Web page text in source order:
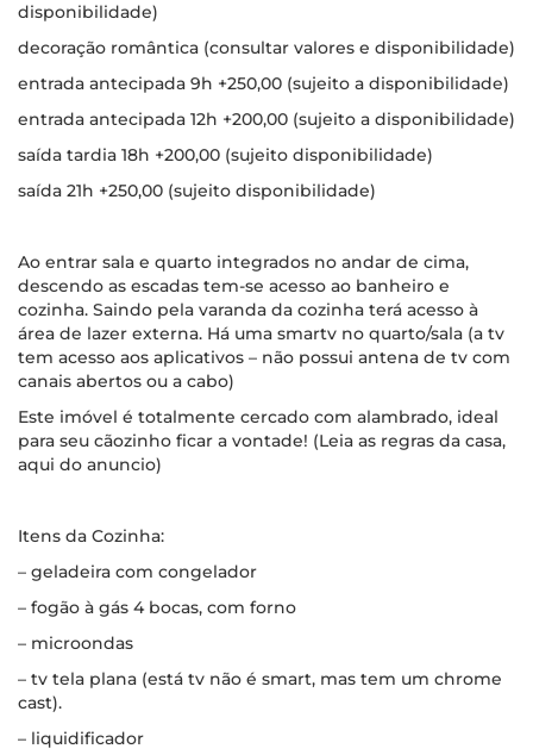
disponibilidade)
decoração romântica (consultar valores e disponibilidade)
entrada antecipada 9h +250,00 (sujeito a disponibilidade)
entrada antecipada 12h +200,00 (sujeito a disponibilidade)
saída tardia 18h +200,00 (sujeito disponibilidade)
saída 21h +250,00 (sujeito disponibilidade)
Ao entrar sala e quarto integrados no andar de cima,
descendo as escadas tem-se acesso ao banheiro e
cozinha. Saindo pela varanda da cozinha terá acesso à
área de lazer externa. Há uma smartv no quarto/sala (a tv
tem acesso aos aplicativos – não possui antena de tv com
canais abertos ou a cabo)
Este imóvel é totalmente cercado com alambrado, ideal
para seu cãozinho ficar a vontade! (Leia as regras da casa,
aqui do anuncio)
Itens da Cozinha:
– geladeira com congelador
– fogão à gás 4 bocas, com forno
– microondas
– tv tela plana (está tv não é smart, mas tem um chrome
cast).
– liquidificador